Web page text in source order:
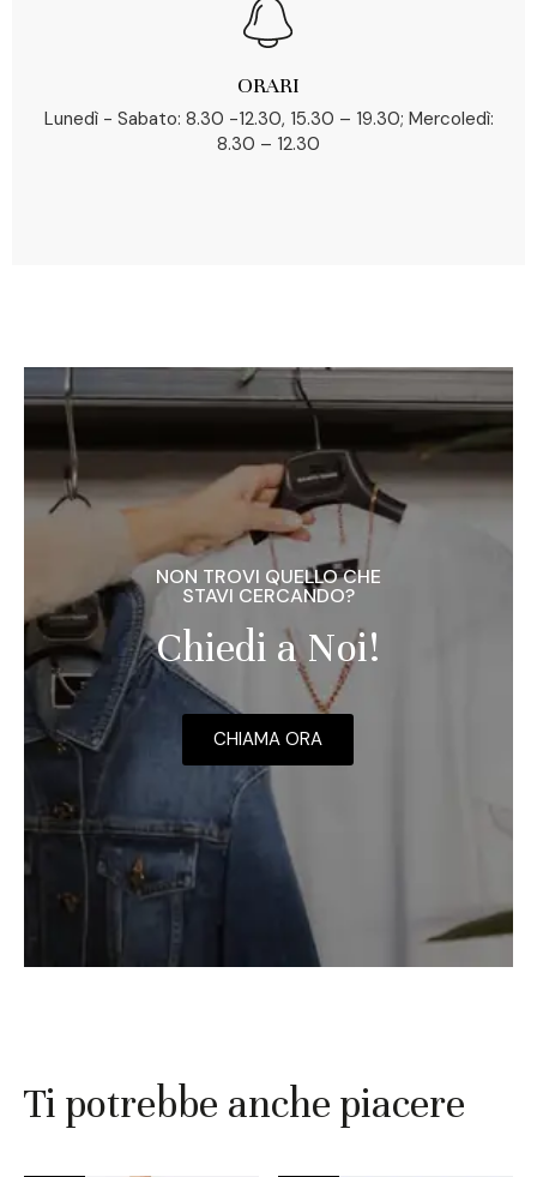
ORARI
Lunedì - Sabato: 8.30 -12.30, 15.30 – 19.30; Mercoledì:
8.30 – 12.30
NON TROVI QUELLO CHE
STAVI CERCANDO?
Chiedi a Noi!
CHIAMA ORA
Ti potrebbe anche piacere